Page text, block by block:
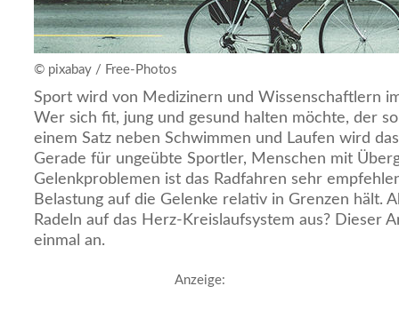
© pixabay / Free-Photos
Sport wird von Medizinern und Wissenschaftlern
Wer sich fit, jung und gesund halten möchte, der
einem Satz neben Schwimmen und Laufen wird
Gerade für ungeübte Sportler, Menschen mit
Gelenkproblemen ist das Radfahren sehr
Belastung auf die Gelenke relativ in Grenzen hält.
Radeln auf das Herz-Kreislaufsystem aus? Dieser
einmal an.
Anzeige: